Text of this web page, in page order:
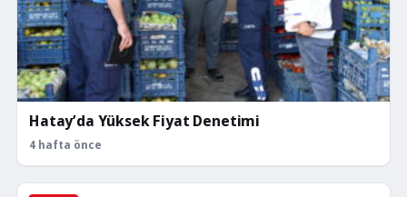
Hatay’da Yüksek Fiyat Denetimi
4 hafta önce